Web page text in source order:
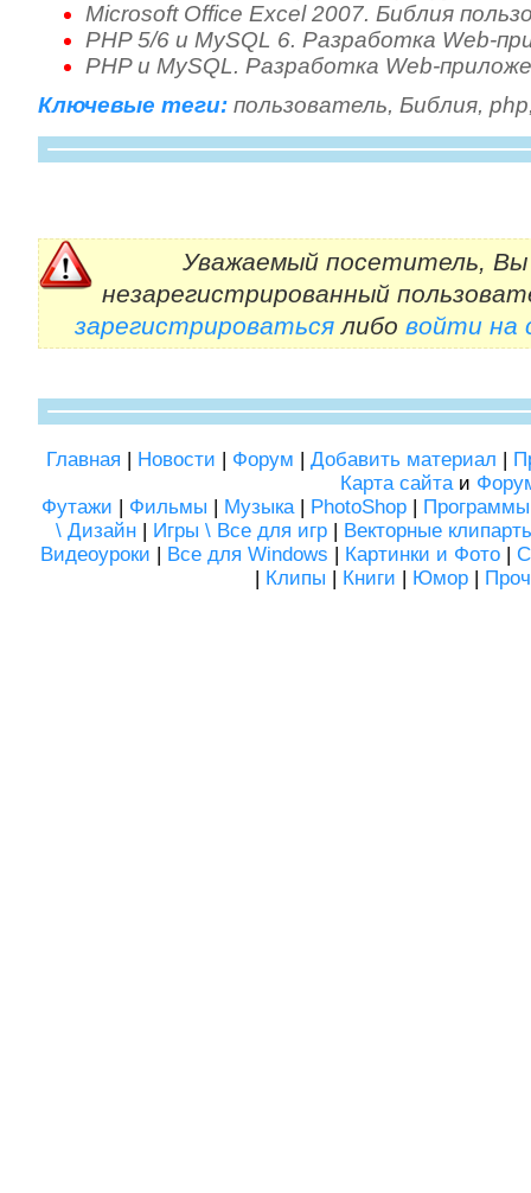
Microsoft Office Excel 2007. Библия
PHP 5/6 и MySQL 6. Разработка Web-
PHP и MySQL. Разработка Web-
Ключевые теги: пользователь, Библия, php
Уважаемый посетитель, Вы
незарегистрированный
зарегистрироватьсялибо войти на
Главная | Новости | Форум | Добавить материал |
Карта сайтаи
Футажи | Фильмы | Музыка| PhotoShop | Программы
\ Дизайн | Игры \ Все для игр | Векторные
Видеоуроки | Все для Windows | Картинки и Фото|
| Клипы | Книги | Юмор |